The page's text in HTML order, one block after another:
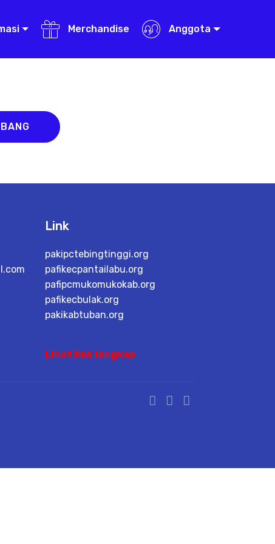
Merchandise Anggota
Link
pakipctebingtinggi.org
pafikecpantailabu.org
pafipcmukomukokab.org
pafikecbulak.org
pakikabtuban.org
Lihat link lengkap